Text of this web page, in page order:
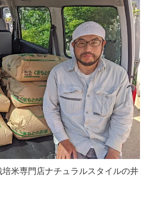
米専門店ナチュラルスタイルの井